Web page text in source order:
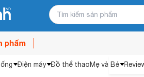
phẩm
Điện máy Đồ thể thaoMẹ và Bé